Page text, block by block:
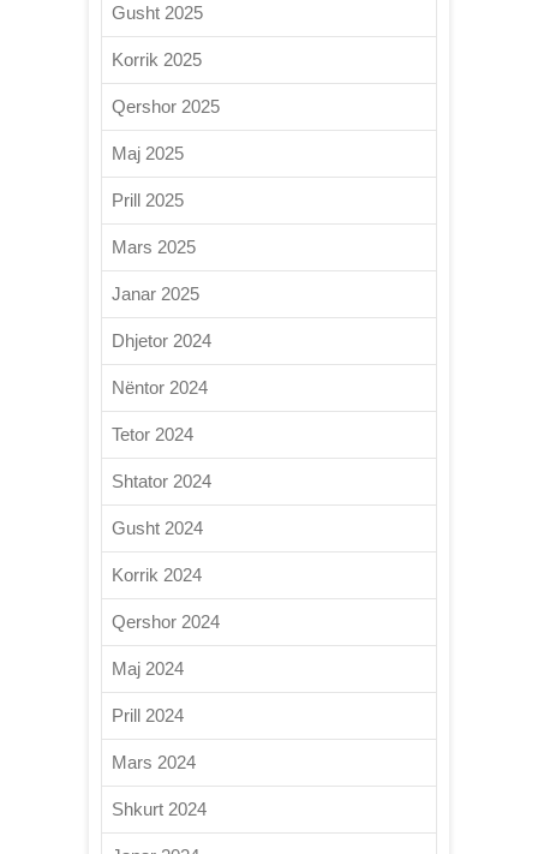
Gusht 2025
Korrik 2025
Qershor 2025
Maj 2025
Prill 2025
Mars 2025
Janar 2025
Dhjetor 2024
Nëntor 2024
Tetor 2024
Shtator 2024
Gusht 2024
Korrik 2024
Qershor 2024
Maj 2024
Prill 2024
Mars 2024
Shkurt 2024